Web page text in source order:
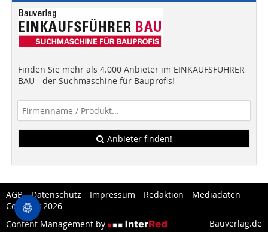
Finden Sie mehr als 4.000 Anbieter im EINKAUFSFÜHRER
BAU - der Suchmaschine für Bauprofis!
Anbieter finden!
AGB Datenschutz Impressum Redaktion
Mediadaten
Copytest 2026
Content Management by
Bauverlag.de